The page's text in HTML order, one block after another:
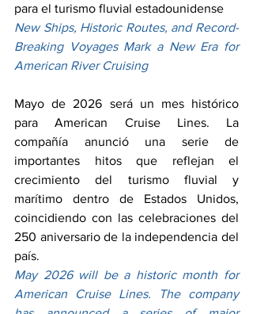
para el turismo fluvial estadounidense
New Ships, Historic Routes, and Record-
Breaking Voyages Mark a New Era for
American River Cruising
Mayo de 2026 será un mes histórico
para American Cruise Lines. La
compañía anunció una serie de
importantes hitos que reflejan el
crecimiento del turismo fluvial y
marítimo dentro de Estados Unidos,
coincidiendo con las celebraciones del
250 aniversario de la independencia del
país.
May 2026 will be a historic month for
American Cruise Lines. The company